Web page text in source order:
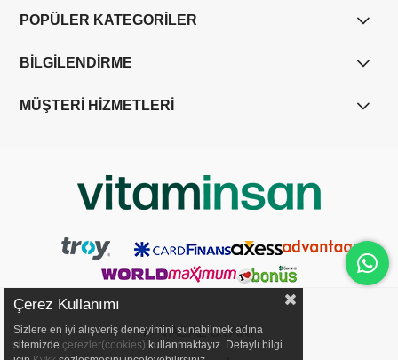
POPÜLER KATEGORİLER
BİLGİLENDİRME
MÜŞTERİ HİZMETLERİ
YASAL UYARI
Çerez Kullanımı
Sizlere en iyi alışveriş deneyimini sunabilmek adına
sitemizde çerezler(cookies) kullanmaktayız. Detaylı bilgi